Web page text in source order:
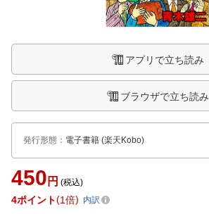
アプリで立ち読み
ブラウザで立ち読み
発行形態 ： 電子書籍 (楽天Kobo)
450 円 (税込)
4ポイント 1倍 内訳